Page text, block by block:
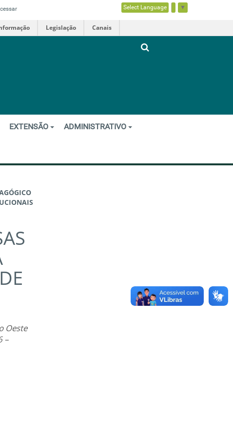
Select Language ▼
Legislação Canais
EXTENSÃO ADMINISTRATIVO
Oeste
–